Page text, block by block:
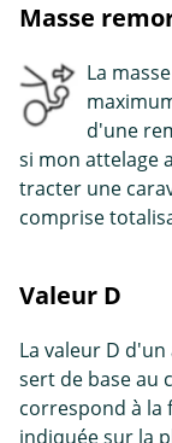
Masse
La
d'une
si mon attelage
tracter une
comprise
Valeur D
La valeur D
sert de base au
correspond à la
indiquée sur la